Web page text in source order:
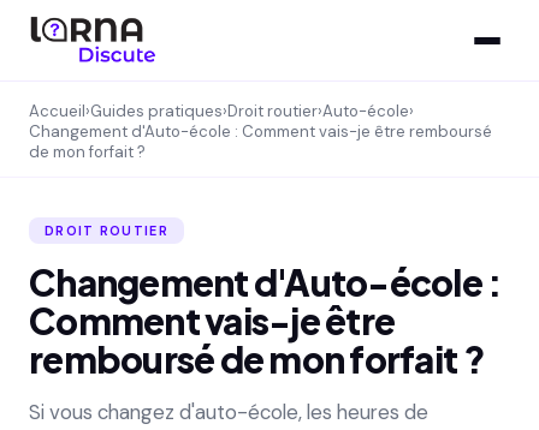
Accueil›Guides pratiques›Droit routier›Auto-école›
Changement d'Auto-école : Comment vais-je être remboursé
de mon forfait ?
DROIT ROUTIER
Changement d'Auto-école :
Comment vais-je être
remboursé de mon forfait ?
Si vous changez d'auto-école, les heures de